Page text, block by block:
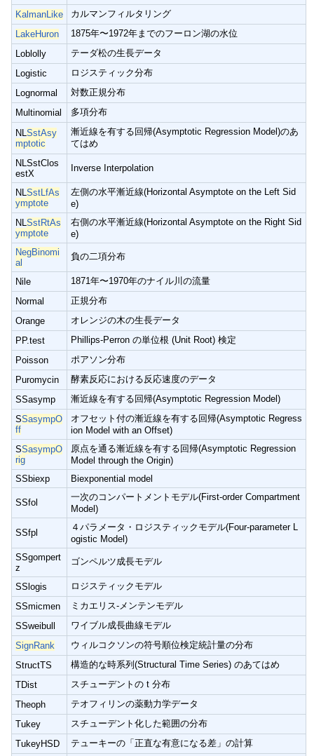
KalmanLike
カルマンフィルタリング
LakeHuron
1875年〜1972年までのフーロン湖の水位
Loblolly
テーダ松の生長データ
Logistic
ロジスティック分布
Lognormal
対数正規分布
Multinomial
多項分布
NLSstAsy
mptotic
漸近線を有する回帰(Asymptotic Regression Model)のあ
てはめ
NLSstClos
estX
Inverse Interpolation
NLSstLfAs
ymptote
左側の水平漸近線(Horizontal Asymptote on the Left Sid
e)
NLSstRtAs
ymptote
右側の水平漸近線(Horizontal Asymptote on the Right Sid
e)
NegBinomi
al
負の二項分布
Nile
1871年〜1970年のナイル川の流量
Normal
正規分布
Orange
オレンジの木の生長データ
PP.test
Phillips-Perron の単位根 (Unit Root) 検定
Poisson
ポアソン分布
Puromycin
酵素反応における反応速度のデータ
SSasymp
漸近線を有する回帰(Asymptotic Regression Model)
SSasympO
ff
オフセット付の漸近線を有する回帰(Asymptotic Regress
ion Model with an Offset)
SSasympO
rig
原点を通る漸近線を有する回帰(Asymptotic Regression
Model through the Origin)
SSbiexp
Biexponential model
SSfol
一次のコンパートメントモデル(First-order Compartment
Model)
SSfpl
４パラメータ・ロジスティックモデル(Four-parameter L
ogistic Model)
SSgompert
z
ゴンペルツ成長モデル
SSlogis
ロジスティックモデル
SSmicmen
ミカエリス-メンテンモデル
SSweibull
ワイブル成長曲線モデル
SignRank
ウィルコクソンの符号順位検定統計量の分布
StructTS
構造的な時系列(Structural Time Series) のあてはめ
TDist
スチューデントの t 分布
Theoph
テオフィリンの薬動力学データ
Tukey
スチューデント化した範囲の分布
TukeyHSD
テューキーの「正直な有意になる差」の計算